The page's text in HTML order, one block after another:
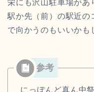
栄にも沢山駐車場があ
駅か先（前）の駅近の
で向かうのもいいかも
にっぽんど真ん中